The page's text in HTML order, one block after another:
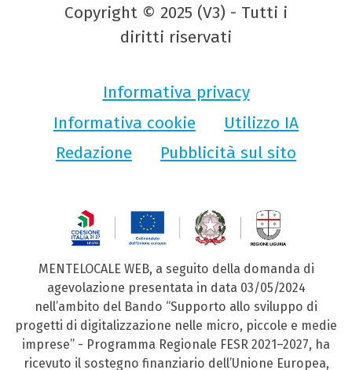
Copyright © 2025 (V3) - Tutti i
diritti riservati
Informativa privacy
Informativa cookie
Utilizzo IA
Redazione
Pubblicità sul sito
MENTELOCALE WEB, a seguito della domanda di
agevolazione presentata in data 03/05/2024
nell’ambito del Bando “Supporto allo sviluppo di
progetti di digitalizzazione nelle micro, piccole e medie
imprese” - Programma Regionale FESR 2021–2027, ha
ricevuto il sostegno finanziario dell’Unione Europea,